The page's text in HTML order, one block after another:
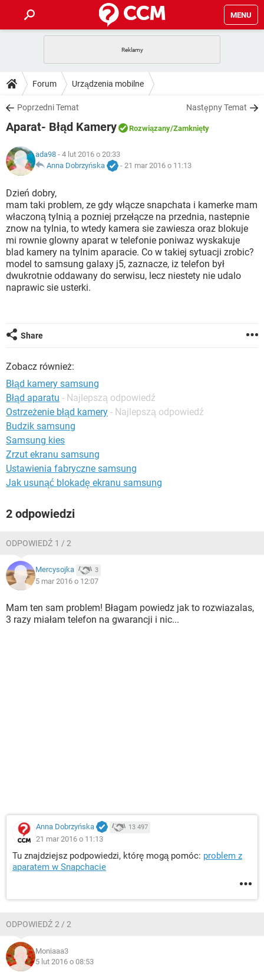
MENU
GRY WHATSAPP
SPOTIFY
INSTAGRAM FACEBOOK
WINDOWS 10
PORADY
PlayStation TIKTOK
INSTAGRAM
WINDOWS 10
DO POBRANIA
ANDROID TIKTOK
GRY
IOS NETFLIX
INSTAGRAM
WINDOWS 10
FORUM
COVID-19
GRY
SPOTIFY
INSTAGRAM FACEBOOK
WINDOWS 10
ARTYKUŁY
COVID-19
GRY WHATSAPP
SPOTIFY NETFLIX
INSTAGRAM FACEBOOK
WINDOWS 10
Forum Urządzenia mobilne
Poprzedni Temat Następny Temat
Aparat- Błąd Kamery Rozwiązany/Zamknięty
ada98 - 4 lut 2016 o 20:33
Anna Dobrzyńska
- 21 mar 2016 o 11:13
Dzień dobry,
mam taki problem, ze gdy włącze snapchata i kamerke mam
właczoną tylnią a pozniej przełącze na przednia, nastepnie
znow na tylnia, to wtedy kamera sie zawiesza oraz blokuje
mi rownie glowny aparat w telefonie poniwaz wyskakuje
blad kamery na tylnim aparacie. Co w takiej sytuacji zrobic?
model to samsung galaxy j5, zaznacze, iz telefon był
dwukrotnie oddawany do serwisu, lecz niestety nie udalo
naprawic sie usterki.
Share
Zobacz również:
Błąd kamery samsung
Błąd aparatu - Najlepszą odpowiedź
Ostrzeżenie błąd kamery - Najlepszą odpowiedź
Budzik samsung
Samsung kies
Zrzut ekranu samsung
Ustawienia fabryczne samsung
Jak usunąć blokadę ekranu samsung
2 odpowiedzi
ODPOWIEDŹ 1 / 2
Mercysojka 3
5 mar 2016 o 12:07
Mam ten sam problem! Błagam powiedz jak to rozwiazalas,
3 razy miałam telefon na gwarancji i nic...
Anna Dobrzyńska 13 497
21 mar 2016 o 11:13
Tu znajdziejsz podpowiedzi, którę mogą pomóc: problem z
aparatem w Snapchacie
ODPOWIEDŹ 2 / 2
Moniaaa3
5 lut 2016 o 08:53